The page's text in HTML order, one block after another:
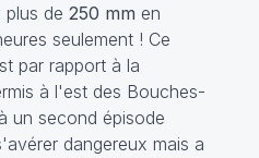
plus de 250 mm en
seulement ! Ce
par rapport à la
à l'est des Bouches-
un second épisode
dangereux mais a